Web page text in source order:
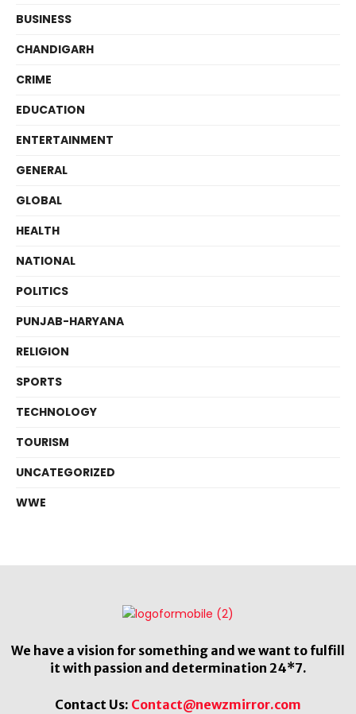
BUSINESS
CHANDIGARH
CRIME
EDUCATION
ENTERTAINMENT
GENERAL
GLOBAL
HEALTH
NATIONAL
POLITICS
PUNJAB-HARYANA
RELIGION
SPORTS
TECHNOLOGY
TOURISM
UNCATEGORIZED
WWE
We have a vision for something and we want to fulfill
it with passion and determination 24*7.
Contact Us: Contact@newzmirror.com